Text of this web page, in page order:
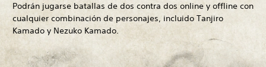
Podrán jugarse batallas de dos contra dos online y offline con
cualquier combinación de personajes, incluido Tanjiro
Kamado y Nezuko Kamado.